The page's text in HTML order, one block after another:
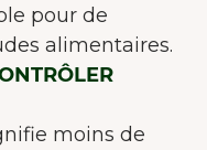
pour de
alimentaires.
moins de